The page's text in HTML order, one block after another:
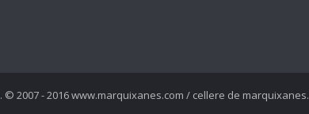
. © 2007 - 2016 www.marquixanes.com / cellere de marquixanes.